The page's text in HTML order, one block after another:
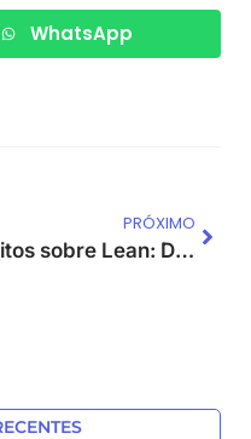
WhatsApp
PRÓXIMO
Mitos sobre Lean: Desvendando a Verdade por Trás do Estoque Zero